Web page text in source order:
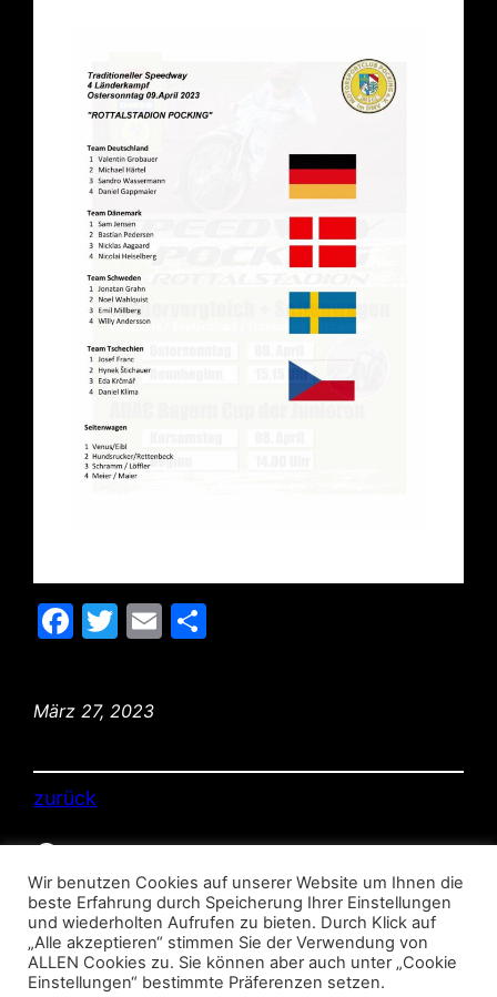
Facebook
Twitter
Email
März 27, 2023
zurück
Facebook
Wir benutzen Cookies auf unserer Website um Ihnen die
beste Erfahrung durch Speicherung Ihrer Einstellungen
und wiederholten Aufrufen zu bieten. Durch Klick auf
„Alle akzeptieren“ stimmen Sie der Verwendung von
ALLEN Cookies zu. Sie können aber auch unter „Cookie
Einstellungen“ bestimmte Präferenzen setzen.